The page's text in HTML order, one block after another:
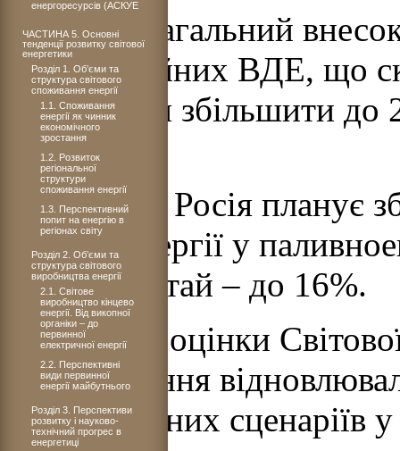
В Японії загальний
нетрадиційних ВДЕ, що
планується збільшити
10%.
До 2020 р. Росія планує
джерел енергії у
4,5%, а Китай – до 16%.
Прогнозні оцінки
використання
різноманітних
енергоресурсів (АСКУЕ)
ЧАСТИНА 5. Основні
тенденції розвитку світової
енергетики
Розділ 1. Об’єми та
структура світового
споживання енергії
1.1. Споживання
енергії як чинник
економічного
зростання
1.2. Розвиток
регіональної
структури
споживання енергії
1.3. Перспективний
попит на енергію в
регіонах світу
Розділ 2. Об’єми та
структура світового
виробництва енергії
2.1. Світове
виробництво кінцевої
енергії. Від викопної
органіки – до
первинної
електричної енергії
2.2. Перспективні
види первинної
енергії майбутнього
Розділ 3. Перспективи
розвитку і науково-
технічний прогрес в
енергетиці